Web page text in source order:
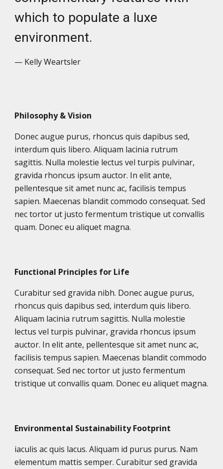
which to populate a luxe
environment.
— Kelly Weartsler
Philosophy & Vision
Donec augue purus, rhoncus quis dapibus sed,
interdum quis libero. Aliquam lacinia rutrum
sagittis. Nulla molestie lectus vel turpis pulvinar,
gravida rhoncus ipsum auctor. In elit ante,
pellentesque sit amet nunc ac, facilisis tempus
sapien. Maecenas blandit commodo consequat. Sed
nec tortor ut justo fermentum tristique ut convallis
quam. Donec eu aliquet magna.
Functional Principles for Life
Curabitur sed gravida nibh. Donec augue purus,
rhoncus quis dapibus sed, interdum quis libero.
Aliquam lacinia rutrum sagittis. Nulla molestie
lectus vel turpis pulvinar, gravida rhoncus ipsum
auctor. In elit ante, pellentesque sit amet nunc ac,
facilisis tempus sapien. Maecenas blandit commodo
consequat. Sed nec tortor ut justo fermentum
tristique ut convallis quam. Donec eu aliquet magna.
Environmental Sustainability Footprint
iaculis ac quis lacus. Aliquam id purus purus. Nam
elementum mattis semper. Curabitur sed gravida